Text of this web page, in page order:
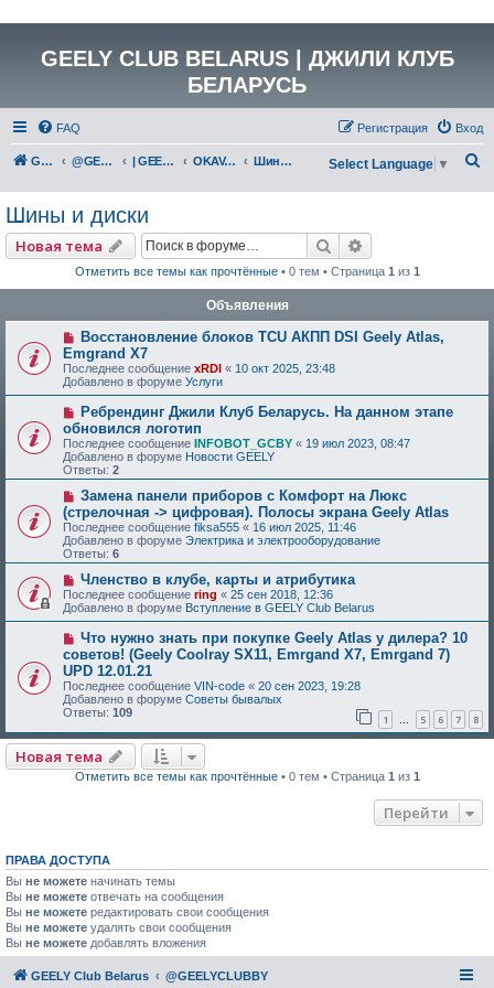
GEELY CLUB BELARUS | ДЖИЛИ КЛУБ
БЕЛАРУСЬ
FAQ Вход
Регистрация
GEELY Club Belarus @GEELYCLUBBY | GEELY КАТАЛОГ OKAVANGO (G836) Шины и диски Select Language ▼
Шины и диски
Новая тема Поиск
Отметить все темы как прочтённые• 0 тем • Страница 1 из 1
Объявления
Восстановление блоков TCU АКПП DSI Geely Atlas,
Emgrand X7
Последнее сообщение xRDI « 10 окт 2025, 23:48
Добавлено в форуме Услуги
Ребрендинг Джили Клуб Беларусь. На данном этапе
обновился логотип
Последнее сообщение INFOBOT_GCBY « 19 июл 2023, 08:47
Добавлено в форуме Новости GEELY
Ответы: 2
Замена панели приборов с Комфорт на Люкс
(стрелочная -> цифровая). Полосы экрана Geely Atlas
Последнее сообщение fiksa555 « 16 июл 2025, 11:46
Добавлено в форуме Электрика и электрооборудование
Ответы: 6
Членство в клубе, карты и атрибутика
Последнее сообщение ring « 25 сен 2018, 12:36
Добавлено в форуме Вступление в GEELY Club Belarus
Что нужно знать при покупке Geely Atlas у дилера? 10
советов! (Geely Coolray SX11, Emrgand X7, Emrgand 7)
UPD 12.01.21
Последнее сообщение VIN-code « 20 сен 2023, 19:28
Добавлено в форуме Советы бывалых
Ответы: 109 1 … 5 6 7 8
Новая тема
Отметить все темы как прочтённые• 0 тем • Страница 1 из 1
Перейти
ПРАВА ДОСТУПА
Вы не можете начинать темы
Вы не можете отвечать на сообщения
Вы не можете редактировать свои сообщения
Вы не можете удалять свои сообщения
Вы не можете добавлять вложения
GEELY Club Belarus @GEELYCLUBBY